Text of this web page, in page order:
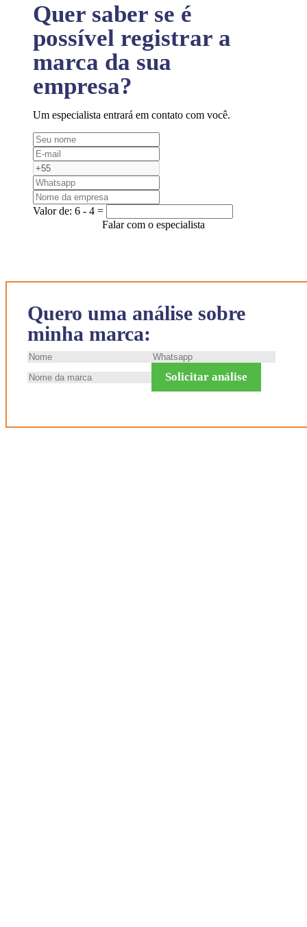
Quero uma análise sobre
minha marca:
Solicitar análise
Quer saber se é
possível registrar a
marca da sua
empresa?
Um especialista entrará em contato com você.
Valor de: 6 - 4 =
Falar com o especialista